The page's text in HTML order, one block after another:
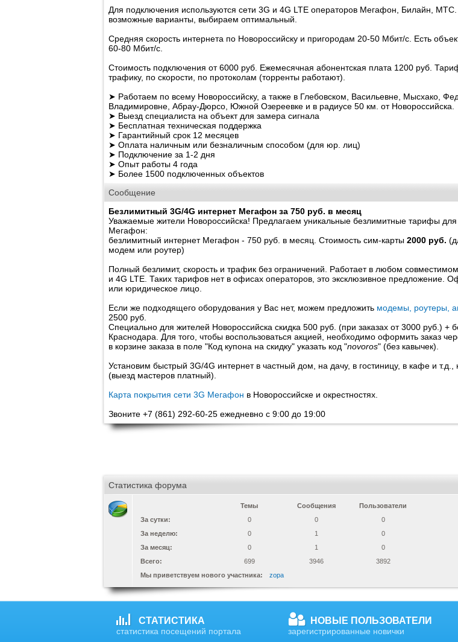
Для подключения используются сети 3G и 4G LTE операторов Мегафон, Билайн,
возможные варианты, выбираем оптимальный.
Средняя скорость интернета по Новороссийску и пригородам 20-50 Мбит/с. Есть
60-80 Мбит/с.
Стоимость подключения от 6000 руб. Ежемесячная абонентская плата 1200 руб.
трафику, по скорости, по протоколам (торренты работают).
➤ Работаем по всему Новороссийску, а также в Глебовском, Васильевне, Мысхако,
Владимировне, Абрау-Дюрсо, Южной Озереевке и в радиусе 50 км. от Новороссийска.
➤ Выезд специалиста на объект для замера сигнала
➤ Бесплатная техническая поддержка
➤ Гарантийный срок 12 месяцев
➤ Оплата наличным или безналичным способом (для юр. лиц)
➤ Подключение за 1-2 дня
➤ Опыт работы 4 года
➤ Более 1500 подключенных объектов
Сообщение
Безлимитный 3G/4G интернет Мегафон за 750 руб. в месяц
Уважаемые жители Новороссийска! Предлагаем уникальные безлимитные тарифы для
Мегафон:
безлимитный интернет Мегафон - 750 руб. в месяц. Стоимость сим-карты 2000 руб.
модем или роутер)
Полный безлимит, скорость и трафик без ограничений. Работает в любом
и 4G LTE. Таких тарифов нет в офисах операторов, это эксклюзивное предложение.
или юридическое лицо.
Если же подходящего оборудования у Вас нет, можем предложить модемы, роутеры,
2500 руб.
Специально для жителей Новороссийска скидка 500 руб. (при заказах от 3000 руб.) +
Краснодара. Для того, чтобы воспользоваться акцией, необходимо оформить заказ
в корзине заказа в поле "Код купона на скидку" указать код "novoros" (без кавычек).
Установим быстрый 3G/4G интернет в частный дом, на дачу, в гостиницу, в кафе и
(выезд мастеров платный).
Карта покрытия сети 3G Мегафон в Новороссийске и окрестностях.
Звоните +7 (861) 292-60-25 ежедневно с 9:00 до 19:00
Статистика форума
Темы Сообщения
Пользователи
За сутки:
0 0
0
За неделю:
0 1
0
За месяц:
0 1
0
Всего:
699 3946
3892
Мы приветствуем нового участника:
zopa
СТАТИСТИКА
статистика посещений портала
НОВЫЕ ПОЛЬЗОВАТЕЛИ
зарегистрированные новички